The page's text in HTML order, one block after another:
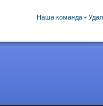
Наша команда •